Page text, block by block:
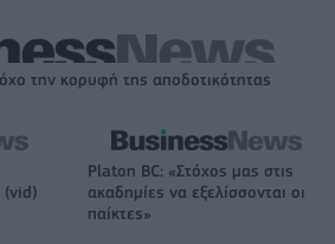
την κορυφή της αποδοτικότητας
(vid)
Platon BC: «Στόχος μας στις
ακαδημίες να εξελίσσονται οι
παίκτες»